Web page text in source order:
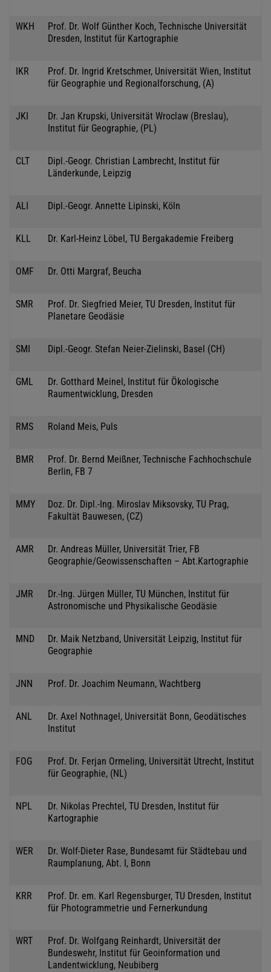
WKH
Prof. Dr. Wolf Günther Koch, Technische Universität
Dresden, Institut für Kartographie
IKR
Prof. Dr. Ingrid Kretschmer, Universität Wien, Institut
für Geographie und Regionalforschung, (A)
JKI
Dr. Jan Krupski, Universität Wroclaw (Breslau),
Institut für Geographie, (PL)
CLT
Dipl.-Geogr. Christian Lambrecht, Institut für
Länderkunde, Leipzig
ALI Dipl.-Geogr. Annette Lipinski, Köln
KLL Dr. Karl-Heinz Löbel, TU Bergakademie Freiberg
OMF Dr. Otti Margraf, Beucha
SMR
Prof. Dr. Siegfried Meier, TU Dresden, Institut für
Planetare Geodäsie
SMI Dipl.-Geogr. Stefan Neier-Zielinski, Basel (CH)
GML
Dr. Gotthard Meinel, Institut für Ökologische
Raumentwicklung, Dresden
RMS Roland Meis, Puls
BMR
Prof. Dr. Bernd Meißner, Technische Fachhochschule
Berlin, FB 7
MMY
Doz. Dr. Dipl.-Ing. Miroslav Miksovsky, TU Prag,
Fakultät Bauwesen, (CZ)
AMR
Dr. Andreas Müller, Universität Trier, FB
Geographie/Geowissenschaften – Abt.Kartographie
JMR
Dr.-Ing. Jürgen Müller, TU München, Institut für
Astronomische und Physikalische Geodäsie
MND
Dr. Maik Netzband, Universität Leipzig, Institut für
Geographie
JNN Prof. Dr. Joachim Neumann, Wachtberg
ANL
Dr. Axel Nothnagel, Universität Bonn, Geodätisches
Institut
FOG
Prof. Dr. Ferjan Ormeling, Universität Utrecht, Institut
für Geographie, (NL)
NPL
Dr. Nikolas Prechtel, TU Dresden, Institut für
Kartographie
WER
Dr. Wolf-Dieter Rase, Bundesamt für Städtebau und
Raumplanung, Abt. I, Bonn
KRR
Prof. Dr. em. Karl Regensburger, TU Dresden, Institut
für Photogrammetrie und Fernerkundung
WRT
Prof. Dr. Wolfgang Reinhardt, Universität der
Bundeswehr, Institut für Geoinformation und
Landentwicklung, Neubiberg